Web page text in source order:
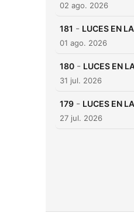
02 ago. 2026
181 - LUCES EN
01 ago. 2026
180 - LUCES EN
31 jul. 2026
179 - LUCES EN
27 jul. 2026